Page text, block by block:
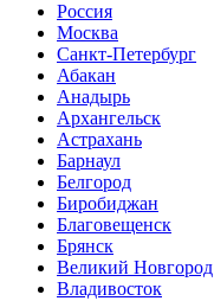
Россия
Москва
Санкт-Петербург
Абакан
Анадырь
Архангельск
Астрахань
Барнаул
Белгород
Биробиджан
Благовещенск
Брянск
Великий Новгород
Владивосток